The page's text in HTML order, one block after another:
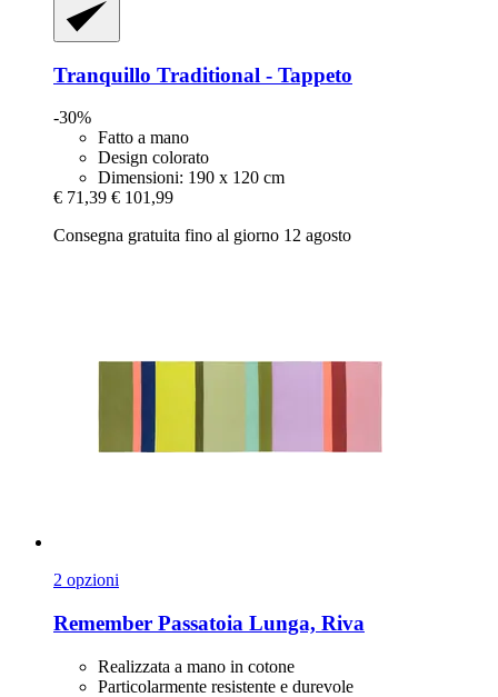
Tranquillo Traditional -​ Tappeto
-30%
Fatto a mano
Design colorato
Dimensioni: 190 x 120 cm
€ 71,39 € 101,99
Consegna gratuita fino al giorno 12 agosto
2 opzioni
Remember Passatoia Lunga, Riva
Realizzata a mano in cotone
Particolarmente resistente e durevole